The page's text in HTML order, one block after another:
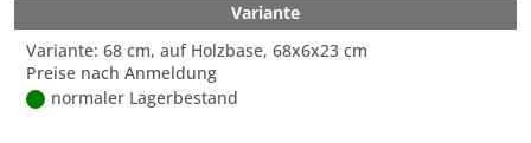
Variante
Variante: 68 cm, auf Holzbase, 68x6x23 cm
Preise nach Anmeldung
normaler Lagerbestand